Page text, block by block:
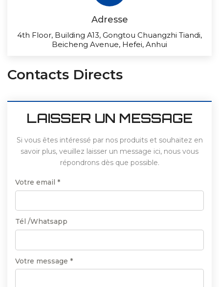
Adresse
4th Floor, Building A13, Gongtou Chuangzhi Tiandi,
Beicheng Avenue, Hefei, Anhui
Contacts Directs
LAISSER UN MESSAGE
Si vous êtes intéressé par nos produits et souhaitez en
savoir plus, veuillez laisser un message ici, nous vous
répondrons dès que possible.
Votre email *
Tél /Whatsapp
Votre message *